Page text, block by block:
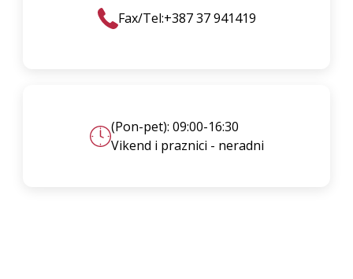
Fax/Tel:+387 37 941419
(Pon-pet): 09:00-16:30
Vikend i praznici - neradni